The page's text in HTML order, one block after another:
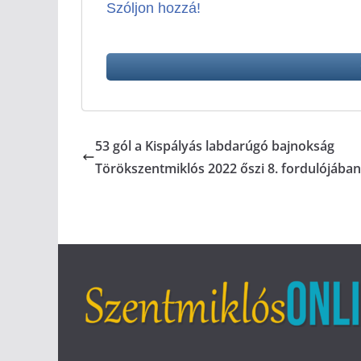
Szóljon hozzá!
53 gól a Kispályás labdarúgó bajnokság
Törökszentmiklós 2022 őszi 8. fordulójában